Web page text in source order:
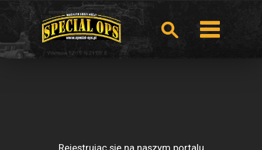
Rejestrując się na naszym portalu